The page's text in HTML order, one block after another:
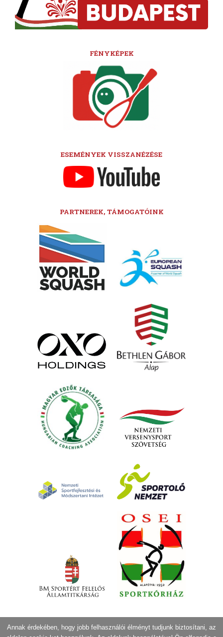
FÉNYKÉPEK
ESEMÉNYEK VISSZANÉZÉSE
PARTNEREK, TÁMOGATÓINK
Annak érdekében, hogy jobb felhasználói élményt tudjunk biztosítani, az